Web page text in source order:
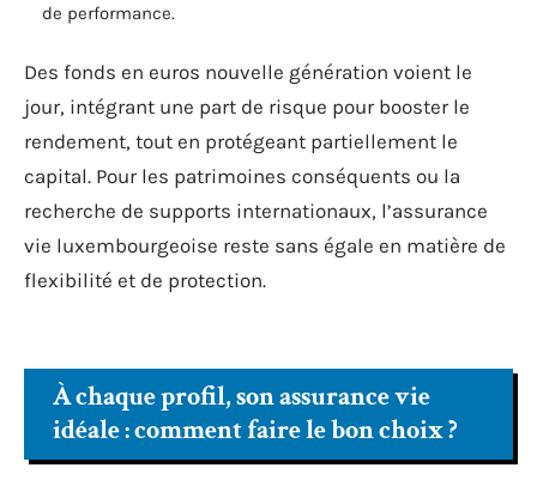
de performance.
Des fonds en euros nouvelle génération voient le
jour, intégrant une part de risque pour booster le
rendement, tout en protégeant partiellement le
capital. Pour les patrimoines conséquents ou la
recherche de supports internationaux, l’assurance
vie luxembourgeoise reste sans égale en matière de
flexibilité et de protection.
À chaque profil, son assurance vie
idéale : comment faire le bon choix ?